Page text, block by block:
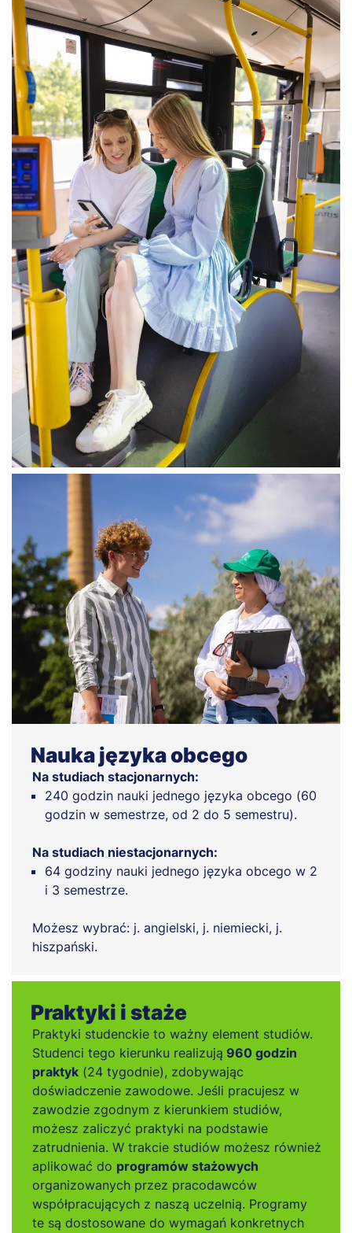
Nauka języka obcego
Na studiach stacjonarnych:
240 godzin nauki jednego języka obcego (60
godzin w semestrze, od 2 do 5 semestru).
Na studiach niestacjonarnych:
64 godziny nauki jednego języka obcego w 2
i 3 semestrze.
Możesz wybrać: j. angielski, j. niemiecki, j.
hiszpański.
Praktyki i staże
Praktyki studenckie to ważny element studiów.
Studenci tego kierunku realizują 960 godzin
praktyk (24 tygodnie), zdobywając
doświadczenie zawodowe. Jeśli pracujesz w
zawodzie zgodnym z kierunkiem studiów,
możesz zaliczyć praktyki na podstawie
zatrudnienia. W trakcie studiów możesz również
aplikować do programów stażowych
organizowanych przez pracodawców
współpracujących z naszą uczelnią. Programy
te są dostosowane do wymagań konkretnych